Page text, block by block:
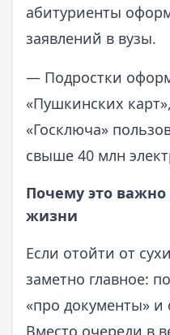
абитуриенты
заявлений в вузы.
— Подростки
«Пушкинских
«Госключа»
свыше 40 млн
Почему это
жизни
Если отойти от
заметно главное:
«про документы» и
Вместо очереди в